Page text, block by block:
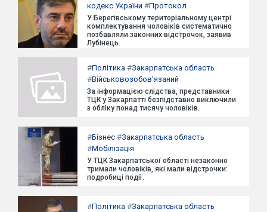
кодекс України #Протокол
У Берегівському територіальному центрі
комплектування чоловіків систематично
позбавляли законних відстрочок, заявив
Лубінець.
#Політика #Закарпатська область
#Військовозобов'язаний
За інформацією слідства, представники
ТЦК у Закарпатті безпідставно виключили
з обліку понад тисячу чоловіків.
#Бізнес #Закарпатська область
#Мобілізація
У ТЦК Закарпатської області незаконно
тримали чоловіків, які мали відстрочки:
подробиці події.
#Політика #Закарпатська область